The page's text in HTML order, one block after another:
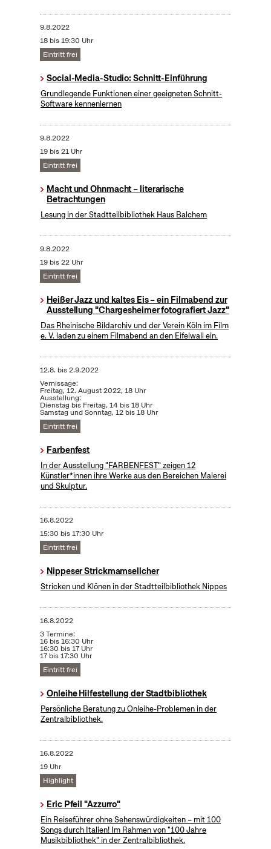
9.8.2022
18 bis 19:30 Uhr
Eintritt frei
Social-Media-Studio: Schnitt-Einführung
Grundlegende Funktionen einer geeigneten Schnitt-
Software kennenlernen
9.8.2022
19 bis 21 Uhr
Eintritt frei
Macht und Ohnmacht – literarische
Betrachtungen
Lesung in der Stadtteilbibliothek Haus Balchem
9.8.2022
19 bis 22 Uhr
Eintritt frei
Heißer Jazz und kaltes Eis – ein Filmabend zur
Ausstellung "Chargesheimer fotografiert Jazz"
Das Rheinische Bildarchiv und der Verein Köln im Film
e. V. laden zu einem Filmabend an den Eifelwall ein.
12.8. bis2.9.2022
Vernissage:
Freitag, 12. August 2022, 18 Uhr
Ausstellung:
Dienstag bis Freitag, 14 bis 18 Uhr
Samstag und Sonntag, 12 bis 18 Uhr
Eintritt frei
Farbenfest
In der Ausstellung "FARBENFEST" zeigen 12
Künstler*innen ihre Werke aus den Bereichen Malerei
und Skulptur.
16.8.2022
15:30 bis 17:30 Uhr
Eintritt frei
Nippeser Strickmamsellcher
Stricken und Klönen in der Stadtteilbibliothek Nippes
16.8.2022
3 Termine:
16 bis 16:30 Uhr
16:30 bis 17 Uhr
17 bis 17:30 Uhr
Eintritt frei
Onleihe Hilfestellung der Stadtbibliothek
Persönliche Beratung zu Onleihe-Problemen in der
Zentralbibliothek.
16.8.2022
19 Uhr
Highlight
Eric Pfeil "Azzurro"
Ein Reiseführer ohne Sehenswürdigkeiten – mit 100
Songs durch Italien! Im Rahmen von "100 Jahre
Musikbibliothek" in der Zentralbibliothek.